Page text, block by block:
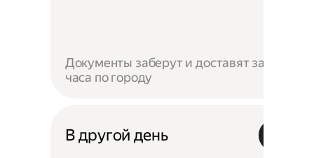
Документы заберут и доставят за 4
часа по городу
В другой день